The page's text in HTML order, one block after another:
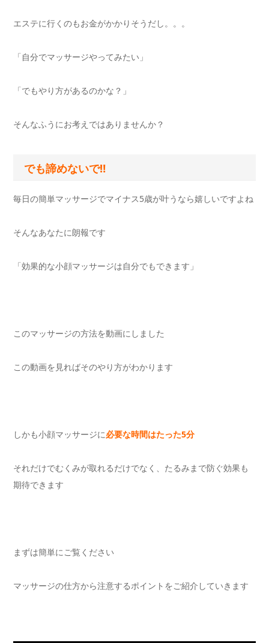
エステに行くのもお金がかかりそうだし。。。
「自分でマッサージやってみたい」
「でもやり方があるのかな？」
そんなふうにお考えではありませんか？
でも諦めないで‼
毎日の簡単マッサージでマイナス5歳が叶うなら嬉しいですよね
そんなあなたに朗報です
「効果的な小顔マッサージは自分でもできます」
このマッサージの方法を動画にしました
この動画を見ればそのやり方がわかります
しかも小顔マッサージに必要な時間はたった5分
それだけでむくみが取れるだけでなく、たるみまで防ぐ効果も
期待できます
まずは簡単にご覧ください
マッサージの仕方から注意するポイントをご紹介していきます